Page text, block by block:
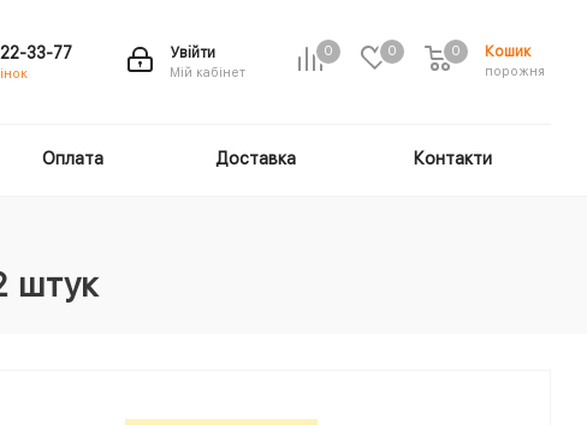
0 0 Кошик
порожня
0
Увійти
Мій кабінет
33-77
Оплата Доставка Контакти
штук